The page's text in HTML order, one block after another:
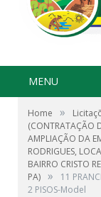
MENU
Home »
(CONTRATAÇÃO
AMPLIAÇÃO DA
RODRIGUES,
BAIRRO CRISTO
PA) »
11
2 PISOS-Model